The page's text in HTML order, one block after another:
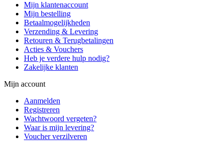
Mijn klantenaccount
Mijn bestelling
Betaalmogelijkheden
Verzending & Levering
Retouren & Terugbetalingen
Acties & Vouchers
Heb je verdere hulp nodig?
Zakelijke klanten
Mijn account
Aanmelden
Registreren
Wachtwoord vergeten?
Waar is mijn levering?
Voucher verzilveren